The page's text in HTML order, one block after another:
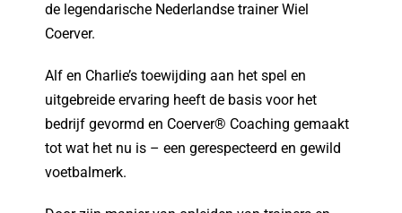
de legendarische Nederlandse trainer Wiel
Coerver.
Alf en Charlie’s toewijding aan het spel en
uitgebreide ervaring heeft de basis voor het
bedrijf gevormd en Coerver® Coaching gemaakt
tot wat het nu is – een gerespecteerd en gewild
voetbalmerk.